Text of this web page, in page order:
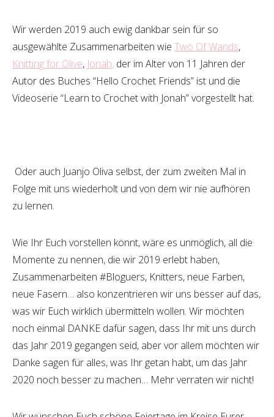
Wir werden 2019 auch ewig dankbar sein für so
ausgewählte Zusammenarbeiten wie Two Of Wands,
Knitting for Olive, Jonah, der im Alter von 11 Jahren der
Autor des Buches “Hello Crochet Friends” ist und die
Videoserie “Learn to Crochet with Jonah” vorgestellt hat.
Oder auch Juanjo Oliva selbst, der zum zweiten Mal in
Folge mit uns wiederholt und von dem wir nie aufhören
zu lernen.
Wie Ihr Euch vorstellen könnt, wäre es unmöglich, all die
Momente zu nennen, die wir 2019 erlebt haben,
Zusammenarbeiten #Bloguers, Knitters, neue Farben,
neue Fasern… also konzentrieren wir uns besser auf das,
was wir Euch wirklich übermitteln wollen. Wir möchten
noch einmal DANKE dafür sagen, dass Ihr mit uns durch
das Jahr 2019 gegangen seid, aber vor allem möchten wir
Danke sagen für alles, was Ihr getan habt, um das Jahr
2020 noch besser zu machen… Mehr verraten wir nicht!